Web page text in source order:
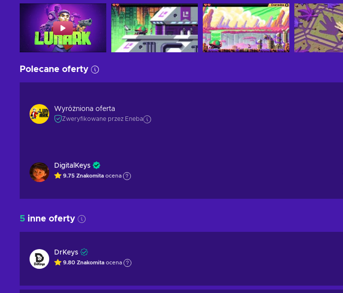
Polecane oferty
Wyróżniona oferta
Zweryfikowane przez Eneba
DigitalKeys
9.75 Znakomita ocena
5 inne oferty
DrKeys
9.80 Znakomita ocena